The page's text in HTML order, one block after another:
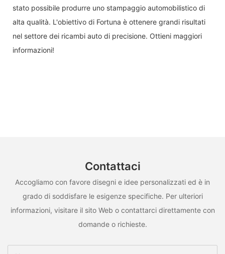
stato possibile produrre uno stampaggio automobilistico di
alta qualità. L'obiettivo di Fortuna è ottenere grandi risultati
nel settore dei ricambi auto di precisione. Ottieni maggiori
informazioni!
Contattaci
Accogliamo con favore disegni e idee personalizzati ed è in
grado di soddisfare le esigenze specifiche. Per ulteriori
informazioni, visitare il sito Web o contattarci direttamente con
domande o richieste.